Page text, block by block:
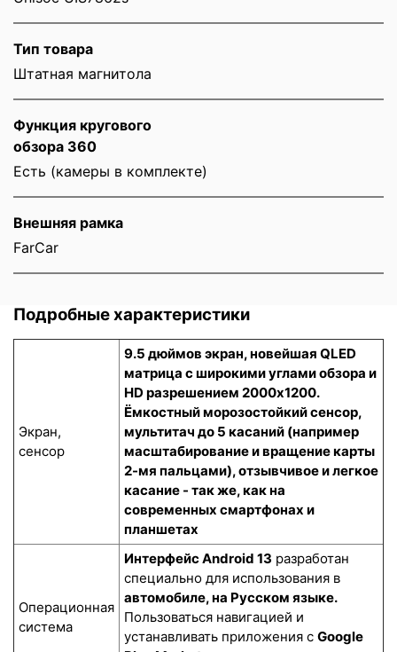
Тип товара
Штатная магнитола
Функция кругового
обзора 360
Есть (камеры в комплекте)
Внешняя рамка
FarCar
Подробные характеристики
Экран,
сенсор
9.5 дюймов экран, новейшая QLED
матрица с широкими углами обзора и
HD разрешением 2000x1200.
Ёмкостный морозостойкий сенсор,
мультитач до 5 касаний (например
масштабирование и вращение карты
2-мя пальцами), отзывчивое и легкое
касание - так же, как на
современных смартфонах и
планшетах
Операционная
система
Интерфейс Android 13 разработан
специально для использования в
автомобиле, на Русском языке.
Пользоваться навигацией и
устанавливать приложения с Google